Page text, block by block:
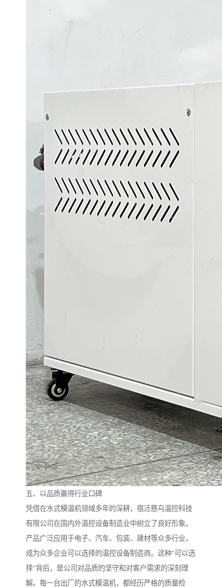
五、以品质赢得行业口碑
凭借在水式模温机领域多年的深耕，宿迁慈乌温控科技
有限公司在国内外温控设备制造业中树立了良好形象。
产品广泛应用于电子、汽车、包装、建材等众多行业，
成为众多企业可以选择的温控设备制造商。这种“可以选
择”背后，是公司对品质的坚守和对客户需求的深刻理
解。每一台出厂的水式模温机，都经历严格的质量检